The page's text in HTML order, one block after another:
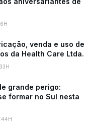
venda e uso de
da Health Care Ltda.
grande perigo:
formar no Sul nesta